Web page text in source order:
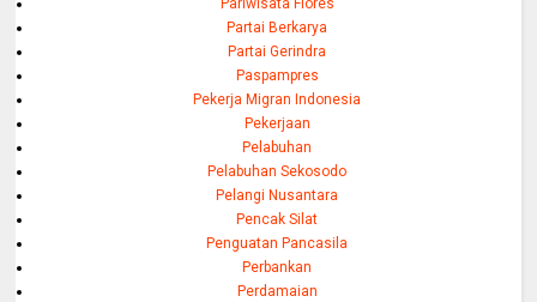
Pariwisata Flores
Partai Berkarya
Partai Gerindra
Paspampres
Pekerja Migran Indonesia
Pekerjaan
Pelabuhan
Pelabuhan Sekosodo
Pelangi Nusantara
Pencak Silat
Penguatan Pancasila
Perbankan
Perdamaian